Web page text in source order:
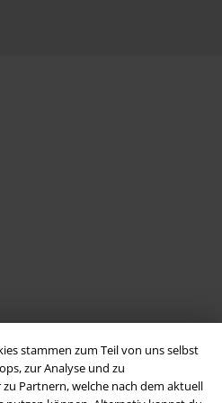
stammen zum Teil von uns selbst
zur Analyse und zu
Partnern, welche nach dem aktuell